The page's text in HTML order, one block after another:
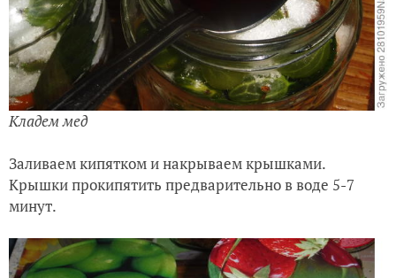
Кладем мед
Заливаем кипятком и накрываем крышками.
Крышки прокипятить предварительно в воде 5-7
минут.